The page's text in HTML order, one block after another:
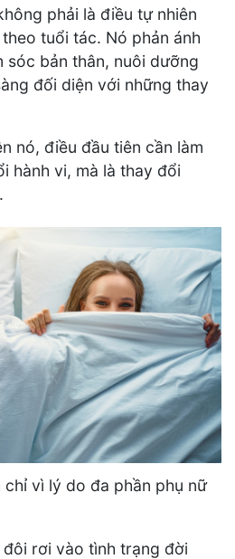
phải là điều tự nhiên
theo tuổi tác. Nó phản ánh
sóc bản thân, nuôi dưỡng
đối diện với những thay
nó, điều đầu tiên cần làm
hành vi, mà là thay đổi
chỉ vì lý do đa phần phụ nữ
rơi vào tình trạng đời